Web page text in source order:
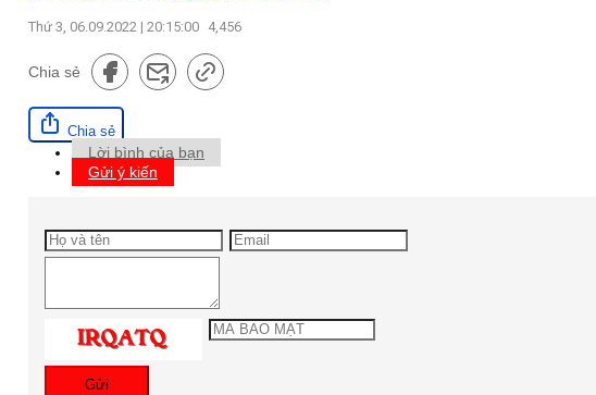
Thứ 3, 06.09.2022 | 20:15:00 4,456
Chia sẻ
Chia sẻ
Lời bình của bạn
Gửi ý kiến
Gửi